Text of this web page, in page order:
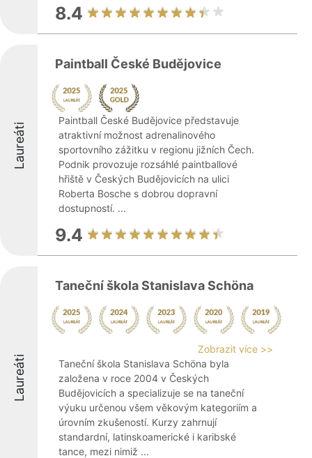
8.4
Laureáti
Paintball České Budějovice
Paintball České Budějovice představuje
atraktivní možnost adrenalinového
sportovního zážitku v regionu jižních Čech.
Podnik provozuje rozsáhlé paintballové
hřiště v Českých Budějovicích na ulici
Roberta Bosche s dobrou dopravní
dostupností. ...
9.4
Laureáti
Taneční škola Stanislava Schöna
Zobrazit více >>
Taneční škola Stanislava Schöna byla
založena v roce 2004 v Českých
Budějovicích a specializuje se na taneční
výuku určenou všem věkovým kategoriím a
úrovním zkušeností. Kurzy zahrnují
standardní, latinskoamerické i karibské
tance, mezi nimiž ...